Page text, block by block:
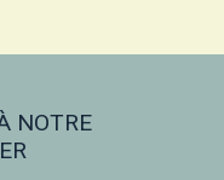
NOTRE